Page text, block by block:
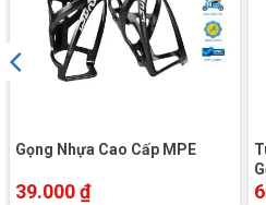
Gọng Nhựa Cao Cấp MPE
39.000₫